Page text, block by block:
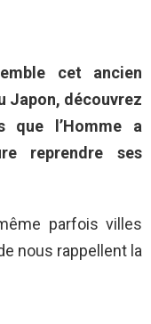
cet ancien
Japon, découvrez
que l’Homme a
reprendre ses
parfois villes
nous rappellent la